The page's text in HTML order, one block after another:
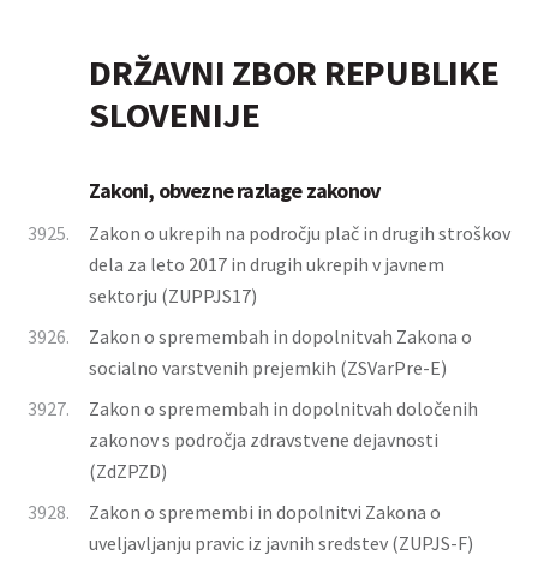
DRŽAVNI ZBOR REPUBLIKE
SLOVENIJE
Zakoni, obvezne razlage zakonov
3925.
Zakon o ukrepih na področju plač in drugih stroškov
dela za leto 2017 in drugih ukrepih v javnem
sektorju (ZUPPJS17)
3926.
Zakon o spremembah in dopolnitvah Zakona o
socialno varstvenih prejemkih (ZSVarPre-E)
3927.
Zakon o spremembah in dopolnitvah določenih
zakonov s področja zdravstvene dejavnosti
(ZdZPZD)
3928.
Zakon o spremembi in dopolnitvi Zakona o
uveljavljanju pravic iz javnih sredstev (ZUPJS-F)